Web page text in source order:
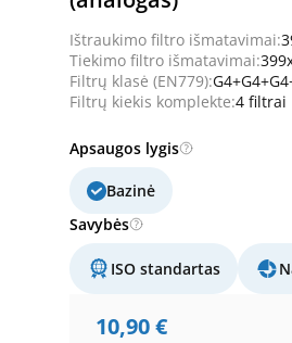
Ištraukimo filtro išmatavimai:
Tiekimo filtro išmatavimai:
Filtrų klasė (EN779):
Filtrų kiekis komplekte:4 filtrai
Apsaugos lygis
Bazinė
Savybės
ISO standartas
10,90€